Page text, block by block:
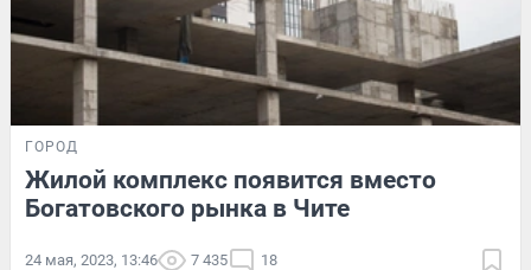
ГОРОД
Жилой комплекс появится вместо
Богатовского рынка в Чите
24 мая, 2023, 13:46 7 435 18